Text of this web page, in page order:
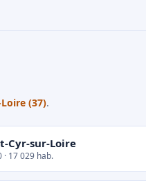
(37).
Cyr-sur-Loire
· 17 029 hab.